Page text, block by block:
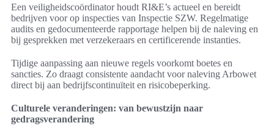
Een veiligheidscoördinator houdt RI&E’s actueel en bereidt
bedrijven voor op inspecties van Inspectie SZW. Regelmatige
audits en gedocumenteerde rapportage helpen bij de naleving en
bij gesprekken met verzekeraars en certificerende instanties.
Tijdige aanpassing aan nieuwe regels voorkomt boetes en
sancties. Zo draagt consistente aandacht voor naleving Arbowet
direct bij aan bedrijfscontinuïteit en risicobeperking.
Culturele veranderingen: van bewustzijn naar
gedragsverandering